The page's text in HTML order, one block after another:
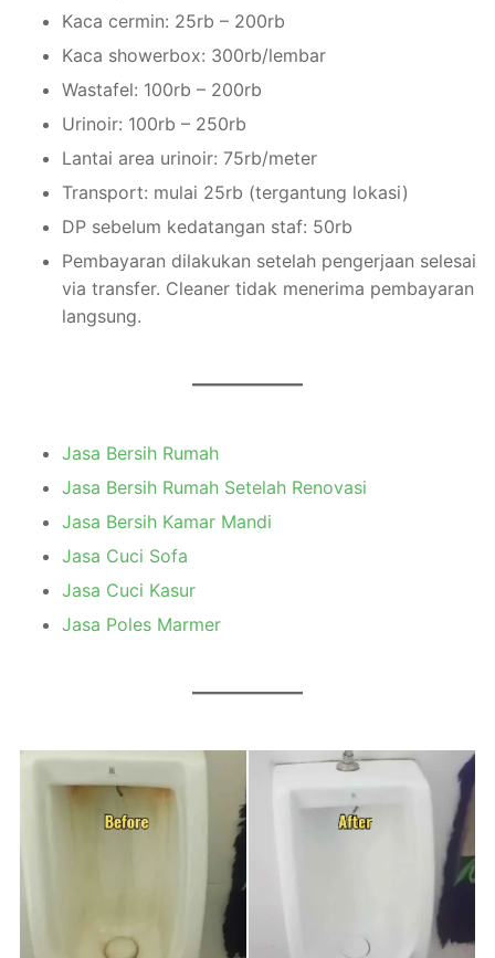
Kaca cermin: 25rb – 200rb
Kaca showerbox: 300rb/lembar
Wastafel: 100rb – 200rb
Urinoir: 100rb – 250rb
Lantai area urinoir: 75rb/meter
Transport: mulai 25rb (tergantung lokasi)
DP sebelum kedatangan staf: 50rb
Pembayaran dilakukan setelah pengerjaan selesai
via transfer. Cleaner tidak menerima pembayaran
langsung.
Jasa Bersih Rumah
Jasa Bersih Rumah Setelah Renovasi
Jasa Bersih Kamar Mandi
Jasa Cuci Sofa
Jasa Cuci Kasur
Jasa Poles Marmer